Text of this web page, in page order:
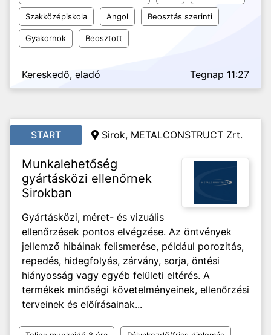
Szakközépiskola Angol Beosztás szerinti
Gyakornok Beosztott
Kereskedő, eladó Tegnap 11:27
START Sirok, METALCONSTRUCT Zrt.
Munkalehetőség
gyártásközi ellenőrnek
Sirokban
Gyártásközi, méret- és vizuális
ellenőrzések pontos elvégzése. Az öntvények
jellemző hibáinak felismerése, például porozitás,
repedés, hidegfolyás, zárvány, sorja, öntési
hiányosság vagy egyéb felületi eltérés. A
termékek minőségi követelményeinek, ellenőrzési
terveinek és előírásainak...